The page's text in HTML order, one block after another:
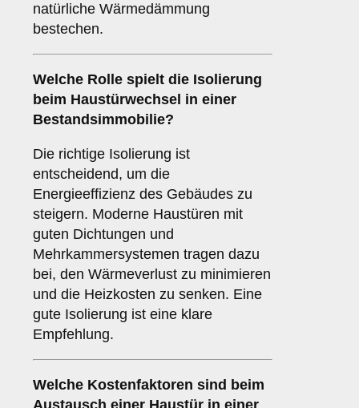
natürliche Wärmedämmung
bestechen.
Welche Rolle spielt die Isolierung
beim Haustürwechsel in einer
Bestandsimmobilie?
Die richtige Isolierung ist
entscheidend, um die
Energieeffizienz des Gebäudes zu
steigern. Moderne Haustüren mit
guten Dichtungen und
Mehrkammersystemen tragen dazu
bei, den Wärmeverlust zu minimieren
und die Heizkosten zu senken. Eine
gute Isolierung ist eine klare
Empfehlung.
Welche Kostenfaktoren sind beim